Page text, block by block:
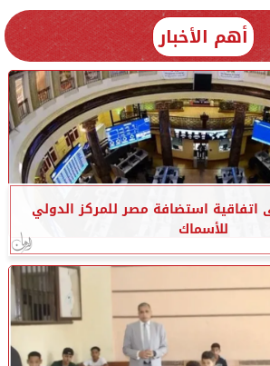
أهم الأخبار
اتفاقية استضافة مصر للمركز الدولي
للأسماك